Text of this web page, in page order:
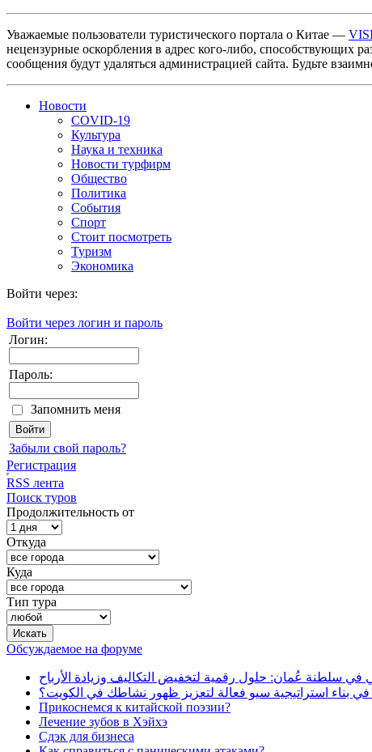
Уважаемые пользователи туристического портала о Китае —
нецензурные оскорбления в адрес кого-либо, способствующих
сообщения будут удаляться администрацией сайта. Будьте
Новости
COVID-19
Культура
Наука и техника
Новости турфирм
Общество
Политика
События
Спорт
Стоит посмотреть
Туризм
Экономика
Войти через:
Войти через логин и пароль
Логин:
Пароль:
Запомнить меня
Забыли свой пароль?
Регистрация
RSS лента
Поиск туров
Продолжительность от
Откуда
Куда
Тип тура
Обсуждаемое на форуме
في سلطنة عُمان: حلول رقمية لتخفيض التكاليف وزيادة الأرباح
بناء استراتيجية سيو فعالة لتعزيز ظهور نشاطك في الكويت؟
Прикоснемся к китайской поэзии?
Лечение зубов в Хэйхэ
Сдэк для бизнеса